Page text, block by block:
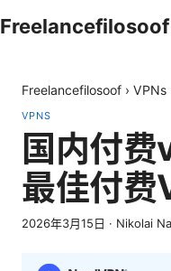
Freelancefilosoof
Freelancefilosoof › VPNs
VPNS
国内付
最佳付费
2026年3月15日 · Nikolai